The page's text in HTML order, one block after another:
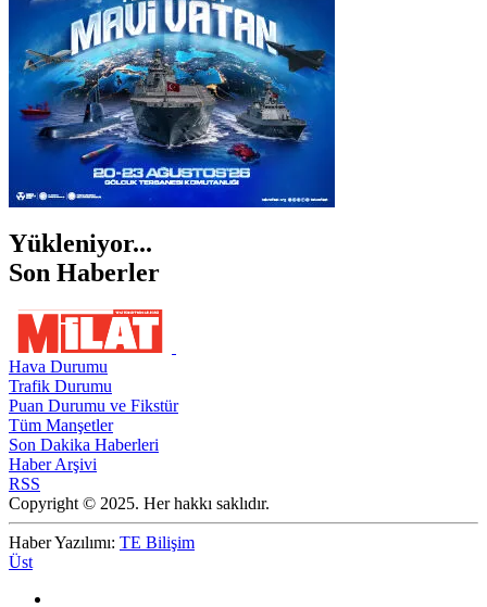
ŞIRNAK
Yükleniyor...
Son Haberler
Hava Durumu
Trafik Durumu
Puan Durumu ve Fikstür
Tüm Manşetler
Son Dakika Haberleri
Haber Arşivi
RSS
Copyright © 2025. Her hakkı saklıdır.
Haber Yazılımı: TE Bilişim
Üst